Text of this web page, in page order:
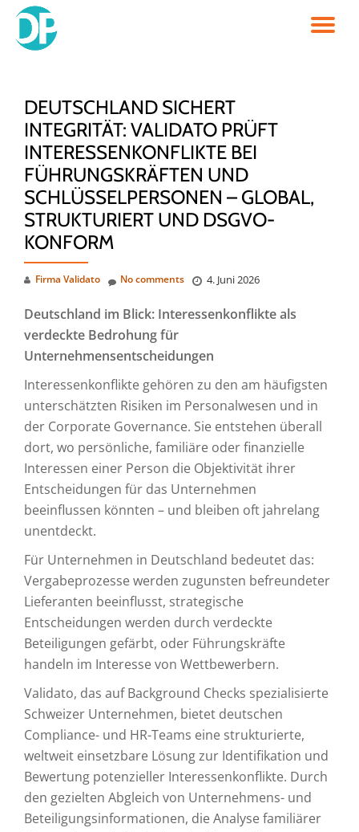
Skip
DEUTSCHLAND SICHERT
INTEGRITÄT: VALIDATO PRÜFT
INTERESSENKONFLIKTE BEI
FÜHRUNGSKRÄFTEN UND
SCHLÜSSELPERSONEN – GLOBAL,
STRUKTURIERT UND DSGVO-
KONFORM
Firma Validato 4. Juni 2026
No comments
Deutschland im Blick: Interessenkonflikte als
verdeckte Bedrohung für
Unternehmensentscheidungen
Interessenkonflikte gehören zu den am häufigsten
unterschätzten Risiken im Personalwesen und in
der Corporate Governance. Sie entstehen überall
dort, wo persönliche, familiäre oder finanzielle
Interessen einer Person die Objektivität ihrer
Entscheidungen für das Unternehmen
beeinflussen könnten – und bleiben oft jahrelang
unentdeckt.
Für Unternehmen in Deutschland bedeutet das:
Vergabeprozesse werden zugunsten befreundeter
Lieferanten beeinflusst, strategische
Entscheidungen werden durch verdeckte
Beteiligungen gefärbt, oder Führungskräfte
handeln im Interesse von Wettbewerbern.
Validato, das auf Background Checks spezialisierte
Schweizer Unternehmen, bietet deutschen
Compliance- und HR-Teams eine strukturierte,
weltweit einsetzbare Lösung zur Identifikation und
Bewertung potenzieller Interessenkonflikte. Durch
den gezielten Abgleich von Unternehmens- und
Beteiligungsinformationen, die Analyse familiärer